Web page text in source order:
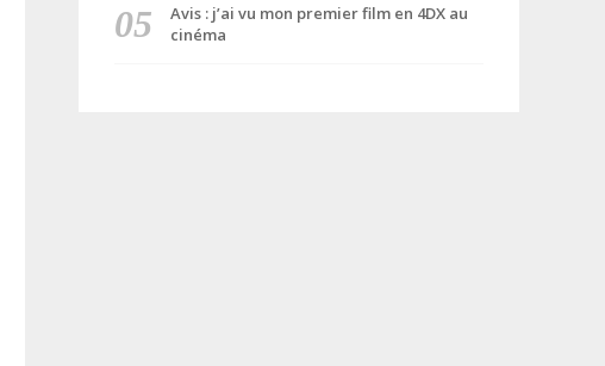
Avis : j’ai vu mon premier film en 4DX au
cinéma